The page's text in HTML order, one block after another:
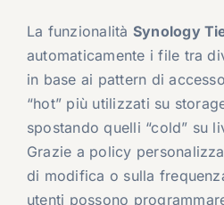
La funzionalità Synology
automaticamente i file tra
in base ai pattern di
“hot” più utilizzati su
spostando quelli “cold” su
Grazie a policy
di modifica o sulla
utenti possono